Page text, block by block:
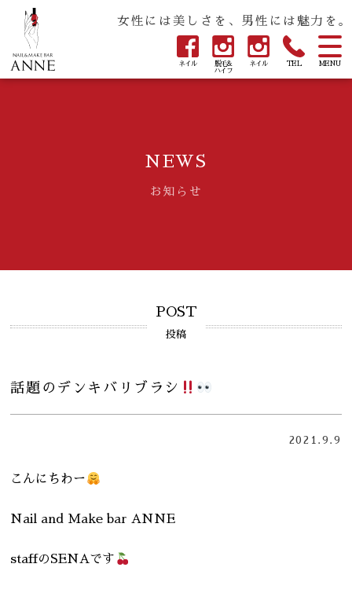
MENU
TEL
脱毛&
ハイフ
ネイル
ネイル
女性には美しさを、男性には魅力を。
NEWS
お知らせ
POST
投稿
話題のデンキバリブラシ
2021.9.9
こんにちわー
Nail and Make bar ANNE
staffのSENAです